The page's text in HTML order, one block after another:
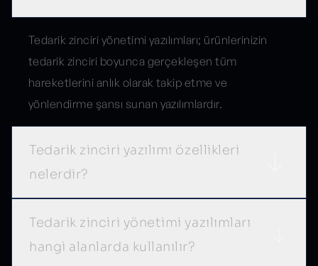
Tedarik zinciri yönetimi yazılımları; ürünlerinizin
tedarik zinciri boyunca gerçekleşen tüm
hareketlerini anlık olarak takip etme ve
yönlendirme şansı sunan yazılımlardır.
Tedarik zinciri yazılımı özellikleri
nelerdir?
Tedarik zinciri yönetimi yazılımları
hangi alanlarda kullanılır?